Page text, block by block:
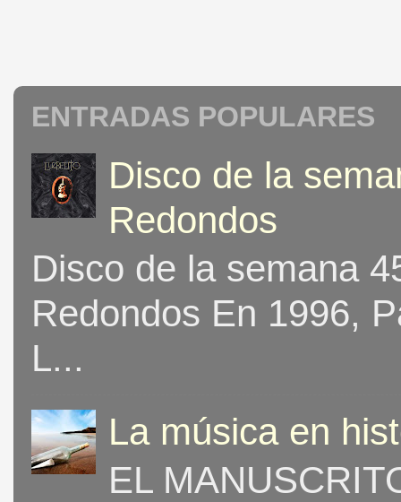
ENTRADAS POPULARES
Disco de la
Redondos
Disco de la semana
Redondos En 1996,
L...
La música en
EL